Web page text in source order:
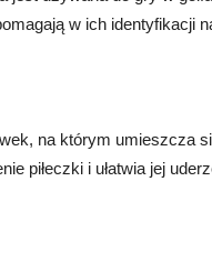
w ich identyfikacji
na którym umieszcza
piłeczki i ułatwia jej